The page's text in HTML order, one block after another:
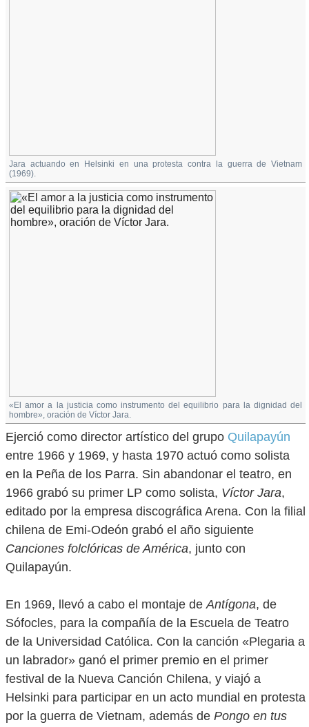
Jara actuando en Helsinki en una protesta contra la guerra de Vietnam
(1969).
«El amor a la justicia como instrumento del equilibrio para la dignidad del
hombre», oración de Víctor Jara.
Ejerció como director artístico del grupo Quilapayún
entre 1966 y 1969, y hasta 1970 actuó como solista
en la Peña de los Parra. Sin abandonar el teatro, en
1966 grabó su primer LP como solista, Víctor Jara,
editado por la empresa discográfica Arena. Con la filial
chilena de Emi-Odeón grabó el año siguiente
Canciones folclóricas de América, junto con
Quilapayún.
En 1969, llevó a cabo el montaje deAntígona, de
Sófocles, para la compañía de la Escuela de Teatro
de la Universidad Católica. Con la canción «Plegaria a
un labrador» ganó el primer premio en el primer
festival de la Nueva Canción Chilena, y viajó a
Helsinki para participar en un acto mundial en protesta
por la guerra de Vietnam, además de Pongo en tus